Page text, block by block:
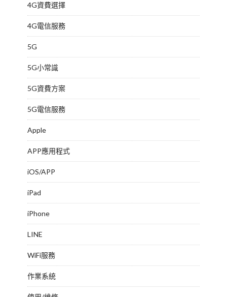
4G資費選擇
4G電信服務
5G
5G小常識
5G資費方案
5G電信服務
Apple
APP應用程式
iOS/APP
iPad
iPhone
LINE
WiFi服務
作業系統